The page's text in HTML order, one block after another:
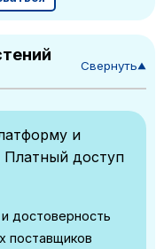
Свернуть▼
и
Платный доступ
достоверность
поставщиков